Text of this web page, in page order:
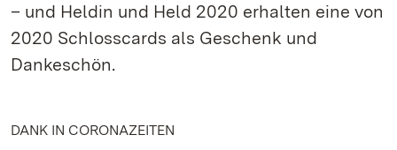
– und Heldin und Held 2020 erhalten eine von
2020 Schlosscards als Geschenk und
Dankeschön.
DANK IN CORONAZEITEN